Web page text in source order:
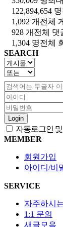
122,894,654 명
1,092 개 전체
928 개 전체 댓
1,304 명전체
SEARCH
Login
자동로그인
MEMBER
회원가입
아이디/비
SERVICE
자주하시
1:1 문의
새글모음